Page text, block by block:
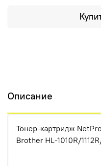
Описание
Тонер-картридж
Brother HL-1010R/